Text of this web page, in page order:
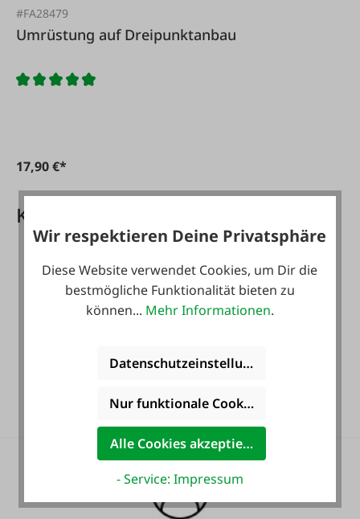
#FA28479
Umrüstung auf Dreipunktanbau
17,90 €*
Kundenkarte PLUS Vorteile
Gratis Versand für ein
Wir respektieren Deine Privatsphäre
Diese Website verwendet Cookies, um Dir die
bestmögliche Funktionalität bieten zu
können... Mehr Informationen.
Datenschutzeinstellungen
Nur funktionale Cookies akzeptieren
Alle Cookies akzeptieren
- Service: Impressum